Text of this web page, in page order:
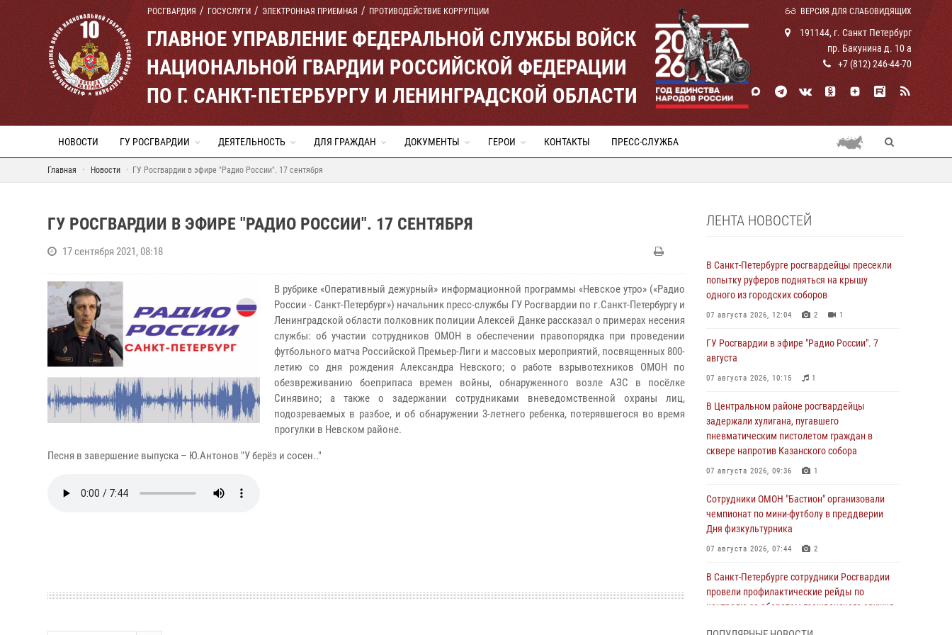
РОСГВАРДИЯ ГОСУСЛУГИ ЭЛЕКТРОННАЯ ПРИЕМНАЯ ПРОТИВОДЕЙСТВИЕ КОРРУПЦИИ ВЕРСИЯ ДЛЯ СЛАБОВИДЯЩИХ
ГЛАВНОЕ УПРАВЛЕНИЕ ФЕДЕРАЛЬНОЙ СЛУЖБЫ ВОЙСК
НАЦИОНАЛЬНОЙ ГВАРДИИ РОССИЙСКОЙ ФЕДЕРАЦИИ
ПО Г. САНКТ-ПЕТЕРБУРГУ И ЛЕНИНГРАДСКОЙ ОБЛАСТИ
191144, г. Санкт Петербург
пр. Бакунина д. 10 а
+7 (812) 246-44-70
НОВОСТИ ГУ РОСГВАРДИИ ДЕЯТЕЛЬНОСТЬ ДЛЯ ГРАЖДАН ДОКУМЕНТЫ ГЕРОИ КОНТАКТЫ ПРЕСС-СЛУЖБА
Главная Новости ГУ Росгвардии в эфире "Радио России". 17 сентября
ГУ РОСГВАРДИИ В ЭФИРЕ "РАДИО РОССИИ". 17 СЕНТЯБРЯ
17 сентября 2021, 08:18
В рубрике «Оперативный дежурный» информационной программы «Невское утро» («Радио
России - Санкт-Петербург») начальник пресс-службы ГУ Росгвардии по г.Санкт-Петербургу и
Ленинградской области полковник полиции Алексей Данке рассказал о примерах несения
службы: об участии сотрудников ОМОН в обеспечении правопорядка при проведении
футбольного матча Российской Премьер-Лиги и массовых мероприятий, посвященных 800-
летию со дня рождения Александра Невского; о работе взрывотехников ОМОН по
обезвреживанию боеприпаса времен войны, обнаруженного возле АЗС в посёлке
Синявино; а также о задержании сотрудниками вневедомственной охраны лиц,
подозреваемых в разбое, и об обнаружении 3-летнего ребенка, потерявшегося во время
прогулки в Невском районе.
Песня в завершение выпуска – Ю.Антонов "У берёз и сосен.."
ЛЕНТА НОВОСТЕЙ
В Санкт-Петербурге росгвардейцы пресекли
попытку руферов подняться на крышу
одного из городских соборов
07 августа 2026, 12:04 2 1
ГУ Росгвардии в эфире "Радио России". 7
августа
07 августа 2026, 10:15 1
В Центральном районе росгвардейцы
задержали хулигана, пугавшего
пневматическим пистолетом граждан в
сквере напротив Казанского собора
07 августа 2026, 09:36 1
Сотрудники ОМОН "Бастион" организовали
чемпионат по мини-футболу в преддверии
Дня физкультурника
07 августа 2026, 07:44 2
В Санкт-Петербурге сотрудники Росгвардии
провели профилактические рейды по
контролю за оборотом гражданского оружия